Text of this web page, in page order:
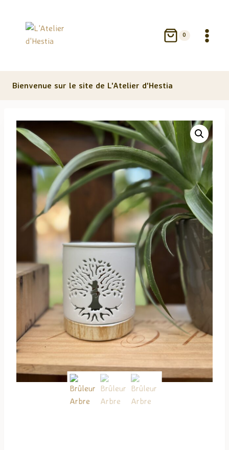
contenu
0
Bienvenue sur le site de L'Atelier d'Hestia